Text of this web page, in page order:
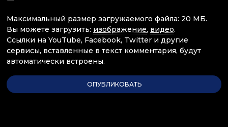
Максимальный размер загружаемого файла: 20 МБ.
Вы можете загрузить: изображение, видео.
Ссылки на YouTube, Facebook, Twitter и другие
сервисы, вставленные в текст комментария, будут
автоматически встроены.